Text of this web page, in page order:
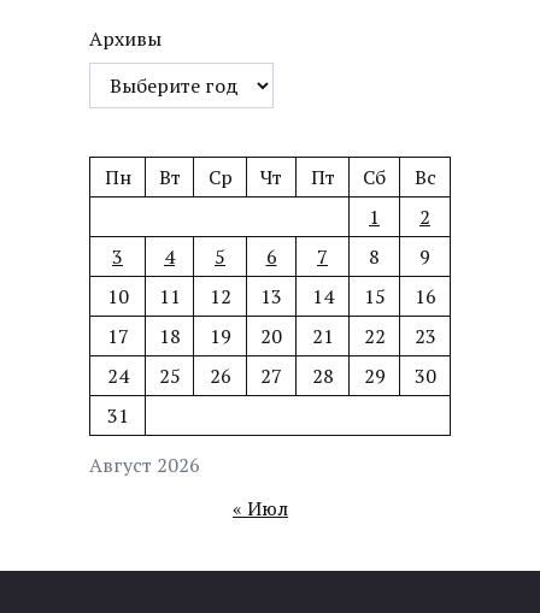
Архивы
Август 2026
Пн Вт Ср Чт Пт Сб
Вс
1
2
3
4 5 6 7 8
9
10
11 12 13 14 15
16
17
18 19 20 21 22
23
24
25 26 27 28 29
30
31
« Июл